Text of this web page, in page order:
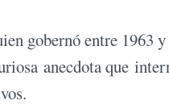
gobernó entre 1963
anecdota que